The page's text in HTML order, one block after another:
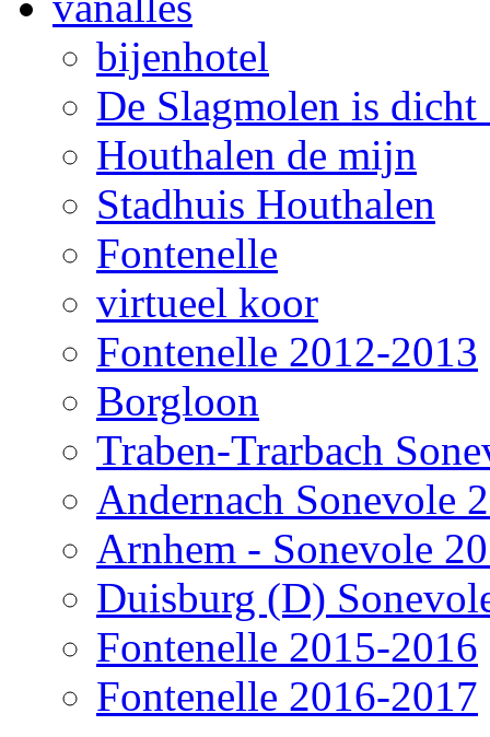
bijenhotel
De Slagmolen is
Houthalen de mijn
Stadhuis Houthalen
Fontenelle
virtueel koor
Fontenelle 2012-2013
Borgloon
Traben-Trarbach
Andernach Sonevole
Arnhem - Sonevole
Duisburg (D)
Fontenelle 2015-2016
Fontenelle 2016-2017